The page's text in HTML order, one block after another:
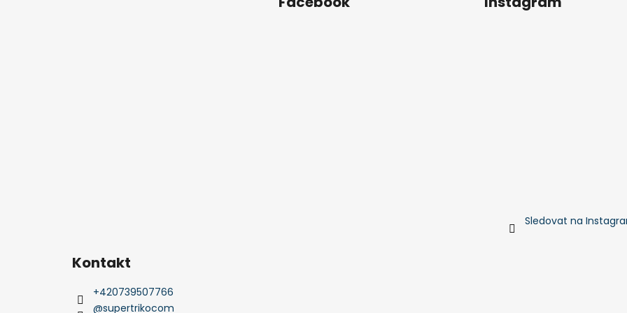
Sledovat na
Kontakt
+420739507766
@supertrikocom